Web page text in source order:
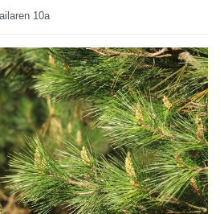
10a